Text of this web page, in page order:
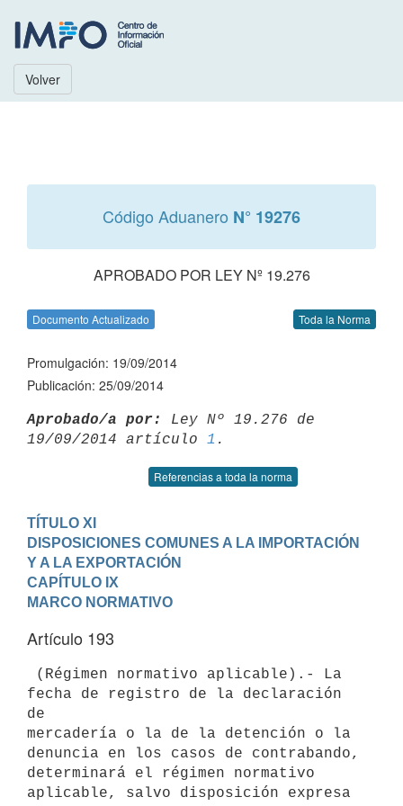
Volver
Código Aduanero N° 19276
APROBADO POR LEY Nº 19.276
Documento Actualizado Toda la Norma
Promulgación: 19/09/2014
Publicación: 25/09/2014
Aprobado/a por:
Ley Nº 19.276 de
19/09/2014 artículo 1
Referencias a toda la norma
TÍTULO XI
DISPOSICIONES COMUNES A LA IMPORTACIÓN
Y A LA EXPORTACIÓN
CAPÍTULO IX
MARCO NORMATIVO
Artículo 193
fecha de registro de la declaración
de
mercadería o la de la detención o la
denuncia en los casos de contrabando,
determinará el régimen normativo
aplicable, salvo disposición expresa